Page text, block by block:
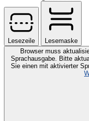
Lesezeile
Lesemaske
Browser muss
Sprachausgabe. Bitte
Sie einen mit aktivierter